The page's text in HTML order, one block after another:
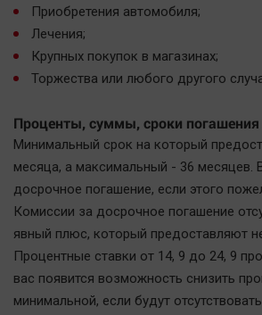
Челябинск космический
Другие рубрики
Bookworms
Online-консультация
Актуальная тема
Афиша
Блогеркуль
Быстрый медиазавод
Вирус чтения
Вкусное
Приобретения автомобиля;
Лечения;
Крупных покупок в магазинах;
Торжества или любого другого
Проценты, суммы, сроки погашения
Минимальный срок на который
месяца, а максимальный - 36 месяцев.
досрочное погашение, если этого
Комиссии за досрочное погашение
явный плюс, который предоставляют
Процентные ставки от 14, 9 до 24, 9
вас появится возможность снизить
минимальной, если будут